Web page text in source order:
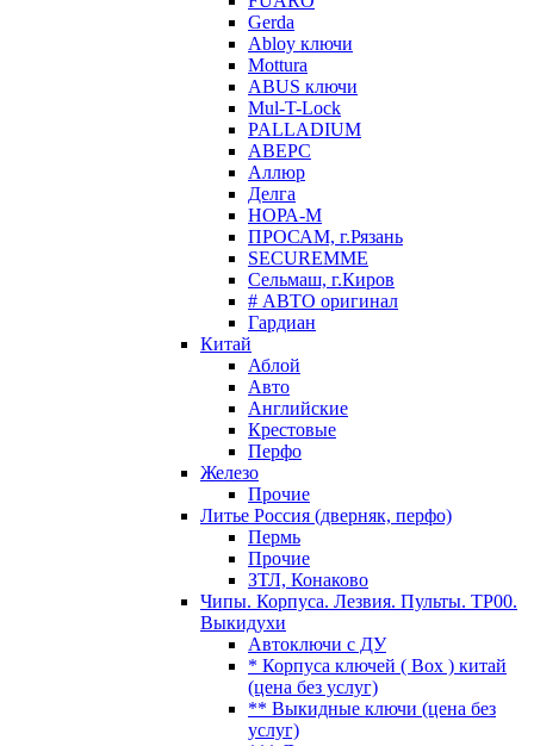
Gerda
Abloy ключи
Mottura
ABUS ключи
Mul-T-Lock
PALLADIUM
АВЕРС
Аллюр
Делга
НОРА-М
ПРОСАМ, г.Рязань
SECUREMME
Сельмаш, г.Киров
# АВТО оригинал
Гардиан
Китай
Аблой
Авто
Английские
Крестовые
Перфо
Железо
Прочие
Литье Россия (дверняк, перфо)
Пермь
Прочие
ЗТЛ, Конаково
Чипы. Корпуса. Лезвия. Пульты. TP00.
Выкидухи
Автоключи с ДУ
* Корпуса ключей ( Box ) китай
(цена без услуг)
** Выкидные ключи (цена без
услуг)